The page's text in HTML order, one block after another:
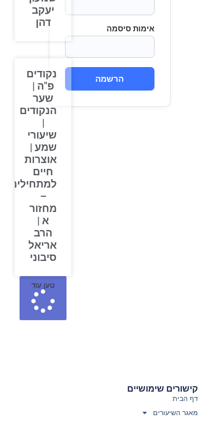
אימות סיסמה
הרשמה
יעקב
דהן
נקודים
פ"ה |
שער
הנקודים
שיעורי
שמע |
אוצרות
חיים
למתחילים
מחזור
א |
הרב
אריאל
סיבוני
טען עוד
קישורים שימושיים
דף הבית
מאגר השיעורים